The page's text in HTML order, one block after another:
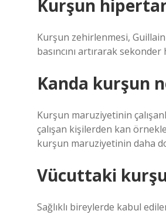
Kurşun
Kurşun zehirlenmesi,
basıncını artırarak
Kanda kurşun
Kurşun maruziyetinin
çalışan kişilerden kan
kurşun maruziyetinin daha
Vücuttaki
Sağlıklı bireylerde kabul